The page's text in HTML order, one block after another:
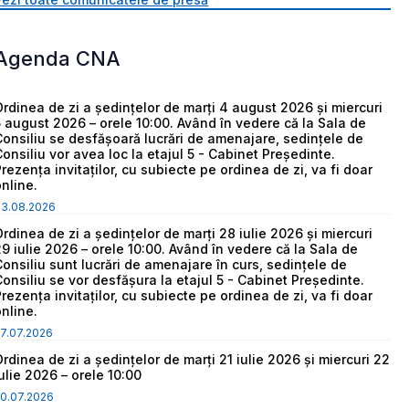
CNA
de zi a ședințelor de marți 4 august 2026 și miercuri
august 2026 – orele 10:00. Având în vedere că la Sala de
se desfășoară lucrări de amenajare, sedințele de
vor avea loc la etajul 5 - Cabinet Președinte.
invitaților, cu subiecte pe ordinea de zi, va fi doar
de zi a ședințelor de marți 28 iulie 2026 și miercuri
iulie 2026 – orele 10:00. Având în vedere că la Sala de
sunt lucrări de amenajare în curs, sedințele de
se vor desfășura la etajul 5 - Cabinet Președinte.
invitaților, cu subiecte pe ordinea de zi, va fi doar
de zi a ședințelor de marți 21 iulie 2026 și miercuri 22
2026 – orele 10:00